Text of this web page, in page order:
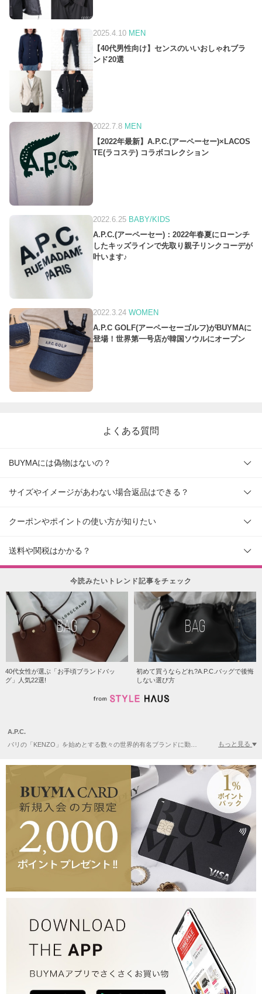
2025.4.10 MEN
【40代男性向け】センスのいいおしゃれブラ
ンド20選
2022.7.8 MEN
【2022年最新】A.P.C.(アーペーセー)×LACOS
TE(ラコステ) コラボコレクション
2022.6.25 BABY/KIDS
A.P.C.(アーペーセー)：2022年春夏にローンチ
したキッズラインで先取り親子リンクコーデが
叶います♪
2022.3.24 WOMEN
A.P.C GOLF(アーペーセーゴルフ)がBUYMAに
登場！世界第一号店が韓国ソウルにオープン
よくある質問
BUYMAには偽物はないの？
サイズやイメージがあわない場合返品はできる？
クーポンやポイントの使い方が知りたい
送料や関税はかかる？
今読みたいトレンド記事をチェック
BAG
40代女性が選ぶ「お手頃ブランドバッ
グ」人気22選!
BAG
初めて買うならどれ?A.P.C.バッグで後悔
しない選び方
A.P.C.
もっと見る